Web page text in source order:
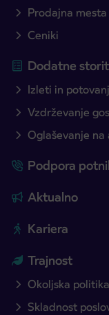
Prodajna mesta
Ceniki
Dodatne
Izleti in
Vzdrževanje
Oglaševanje na
Podpora
Aktualno
Kariera
Trajnost
Okoljska politika
Skladnost